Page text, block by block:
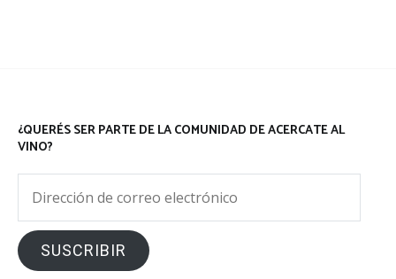
¿QUERÉS SER PARTE DE LA COMUNIDAD DE ACERCATE AL
VINO?
correo
electrónico
SUSCRIBIR